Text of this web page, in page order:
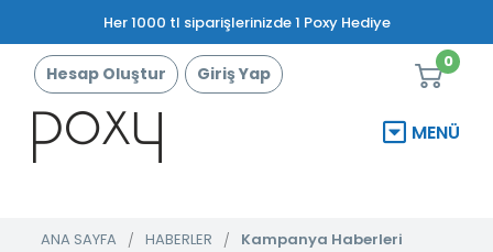
Her 1000 tl siparişlerinizde 1 Poxy Hediye
Hesap Oluştur Giriş Yap
0
MENÜ
ANA SAYFA HABERLER Kampanya Haberleri